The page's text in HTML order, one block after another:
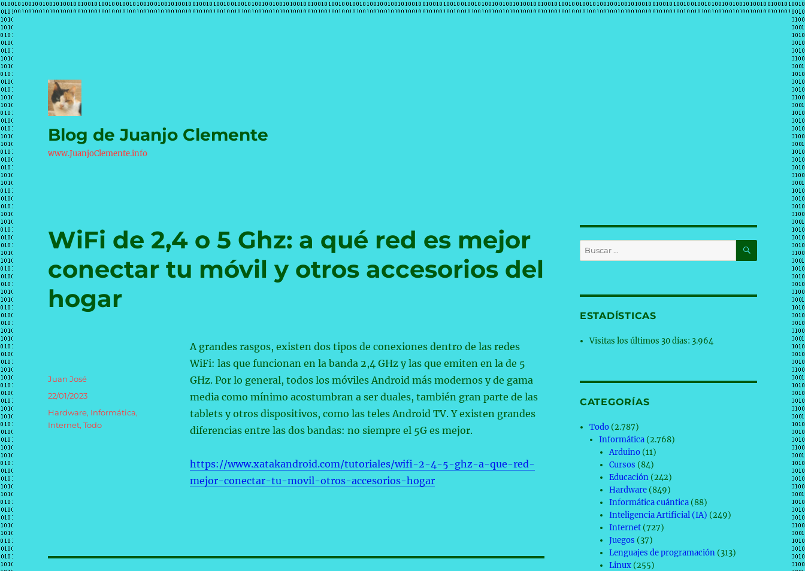
Blog de Juanjo Clemente
www.JuanjoClemente.info
WiFi de 2,4 o 5 Ghz: a qué red es mejor
conectar tu móvil y otros accesorios del
hogar
A grandes rasgos, existen dos tipos de conexiones dentro de las redes
WiFi: las que funcionan en la banda 2,4 GHz y las que emiten en la de 5
GHz. Por lo general, todos los móviles Android más modernos y de gama
media como mínimo acostumbran a ser duales, también gran parte de las
tablets y otros dispositivos, como las teles Android TV. Y existen grandes
diferencias entre las dos bandas: no siempre el 5G es mejor.
https://www.xatakandroid.com/tutoriales/wifi-2-4-5-ghz-a-que-red-
mejor-conectar-tu-movil-otros-accesorios-hogar
Autor
Juan José
Publicado
22/01/2023
Categorías
Hardware, Informática,
Internet,Todo
Buscar
por:
BUSCAR
ESTADÍSTICAS
Visitas los últimos 30 días: 3.964
CATEGORÍAS
Todo (2.787)
Informática (2.768)
Arduino(11)
Cursos (84)
Educación(242)
Hardware(849)
Informática cuántica(88)
Inteligencia Artificial (IA) (249)
Internet(727)
Juegos (37)
Lenguajes de programación(313)
Linux(255)